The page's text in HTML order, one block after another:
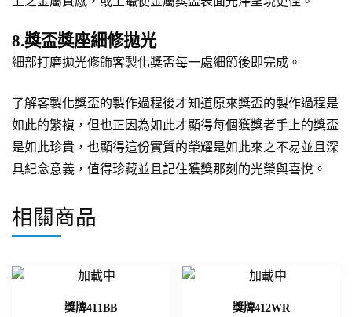
8.獎盃獎座細修拋光
細部打磨拋光修飾客製化獎盃每一處細節後即完成。
了解客製化獎盃的製作過程後才知道原來獎盃的製作過程是
如此的繁複，但也正因為如此才顯得每個獲獎者手上的獎盃
是如此珍貴，也顯得這份實質的榮耀是如此來之不易並且深
具紀念意義，值得珍藏並且記住獲獎那刻的光榮與喜悅。
相關商品
獎牌411BB 獎牌412WR